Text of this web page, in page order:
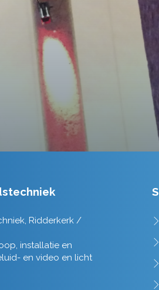
Ridderkerk /
installatie en
en video en licht